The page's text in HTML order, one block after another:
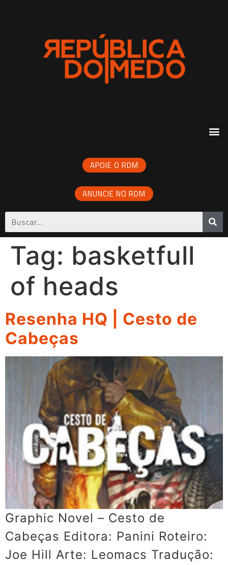
APOIE O RDM
ANUNCIE NO RDM
Tag: basketfull
of heads
Resenha HQ | Cesto de
Cabeças
Graphic Novel – Cesto de
Cabeças Editora: Panini Roteiro:
Joe Hill Arte: Leomacs Tradução: